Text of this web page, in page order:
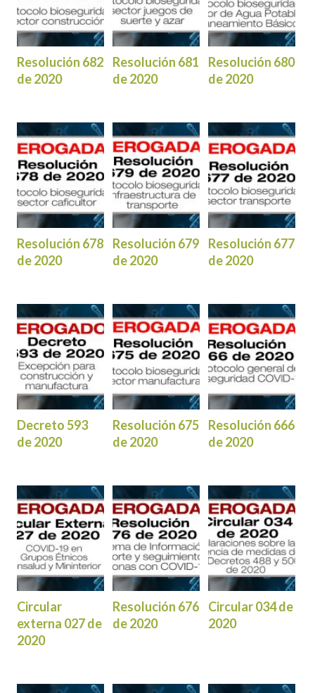
Resolución 682
de 2020
Resolución 681
de 2020
Resolución 680
de 2020
Resolución 678
de 2020
Resolución 679
de 2020
Resolución 677
de 2020
Decreto 593
de 2020
Resolución 675
de 2020
Resolución 666
de 2020
Circular
externa 027 de
2020
Resolución 676
de 2020
Circular 034 de
2020